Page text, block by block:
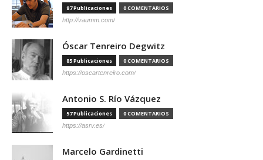
87 Publicaciones 0 COMENTARIOS
http://vaumm.com/
Óscar Tenreiro Degwitz
85 Publicaciones 0 COMENTARIOS
https://oscartenreiro.com/
Antonio S. Río Vázquez
57 Publicaciones 0 COMENTARIOS
https://asrv.es/
Marcelo Gardinetti